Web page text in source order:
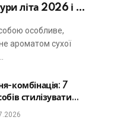
літа 2026 і не
особливе,
ароматом сухої
комбінація: 7
стилізувати
базу літа від